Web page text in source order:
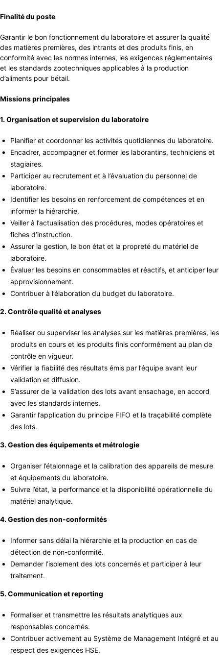
Finalité du poste
Garantir le bon fonctionnement du laboratoire et assurer la qualité
des matières premières, des intrants et des produits finis, en
conformité avec les normes internes, les exigences réglementaires
et les standards zootechniques applicables à la production
d’aliments pour bétail.
Missions principales
1. Organisation et supervision du laboratoire
Planifier et coordonner les activités quotidiennes du laboratoire.
Encadrer, accompagner et former les laborantins, techniciens et
stagiaires.
Participer au recrutement et à l’évaluation du personnel de
laboratoire.
Identifier les besoins en renforcement de compétences et en
informer la hiérarchie.
Veiller à l’actualisation des procédures, modes opératoires et
fiches d’instruction.
Assurer la gestion, le bon état et la propreté du matériel de
laboratoire.
Évaluer les besoins en consommables et réactifs, et anticiper leur
approvisionnement.
Contribuer à l’élaboration du budget du laboratoire.
2. Contrôle qualité et analyses
Réaliser ou superviser les analyses sur les matières premières, les
produits en cours et les produits finis conformément au plan de
contrôle en vigueur.
Vérifier la fiabilité des résultats émis par l’équipe avant leur
validation et diffusion.
S’assurer de la validation des lots avant ensachage, en accord
avec les standards internes.
Garantir l’application du principe FIFO et la traçabilité complète
des lots.
3. Gestion des équipements et métrologie
Organiser l’étalonnage et la calibration des appareils de mesure
et équipements du laboratoire.
Suivre l’état, la performance et la disponibilité opérationnelle du
matériel analytique.
4. Gestion des non-conformités
Informer sans délai la hiérarchie et la production en cas de
détection de non-conformité.
Demander l’isolement des lots concernés et participer à leur
traitement.
5. Communication et reporting
Formaliser et transmettre les résultats analytiques aux
responsables concernés.
Contribuer activement au Système de Management Intégré et au
respect des exigences HSE.